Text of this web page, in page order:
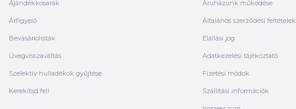
Ajándékkosarak
Árfigyelő
Bevásárlólisták
Üvegvisszaváltás
Szelektív hulladékok gyűjtése
Kerekítsd fel!
Áruházunk működése
Általános szerződési feltételek
Elállási jog
Adatkezelési tájékoztató
Fizetési módok
Szállítási információk